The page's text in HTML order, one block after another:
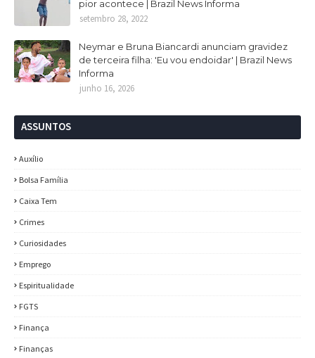
pior acontece | Brazil News Informa
setembro 28, 2022
Neymar e Bruna Biancardi anunciam gravidez
de terceira filha: 'Eu vou endoidar' | Brazil News
Informa
junho 16, 2026
ASSUNTOS
Auxílio
Bolsa Família
Caixa Tem
Crimes
Curiosidades
Emprego
Espiritualidade
FGTS
Finança
Finanças